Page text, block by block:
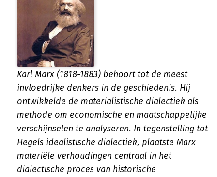
Karl Marx (1818-1883) behoort tot de meest
invloedrijke denkers in de geschiedenis. Hij
ontwikkelde de materialistische dialectiek als
methode om economische en maatschappelijke
verschijnselen te analyseren. In tegenstelling tot
Hegels idealistische dialectiek, plaatste Marx
materiële verhoudingen centraal in het
dialectische proces van historische